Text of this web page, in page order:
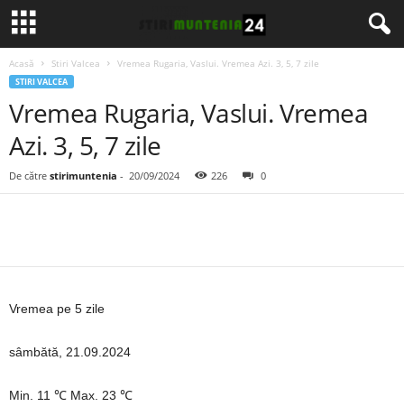
Acasă Stiri Valcea Vremea Rugaria, Vaslui. Vremea Azi. 3, 5, 7 zile
STIRI VALCEA
Vremea Rugaria, Vaslui. Vremea
Azi. 3, 5, 7 zile
De către stirimuntenia - 20/09/2024 226 0
Vremea pe 5 zile
sâmbătă, 21.09.2024
Min. 11 ℃ Max. 23 ℃